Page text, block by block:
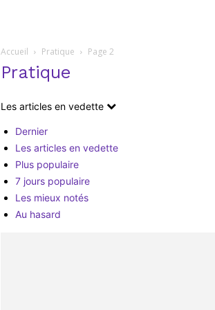
Accueil Pratique Page 2
Pratique
Les articles en vedette
Dernier
Les articles en vedette
Plus populaire
7 jours populaire
Les mieux notés
Au hasard